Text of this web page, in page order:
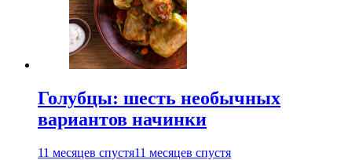
Голубцы: шесть необычных
вариантов начинки
11 месяцев спустя11 месяцев спустя